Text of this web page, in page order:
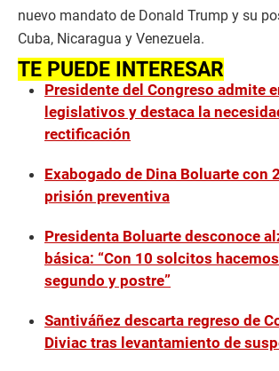
nuevo mandato de Donald Trump y su
Cuba, Nicaragua y Venezuela.
TE PUEDE INTERESAR
Presidente del Congreso admite
legislativos y destaca la
rectificación
Exabogado de Dina Boluarte con
prisión preventiva
Presidenta Boluarte desconoce
básica: “Con 10 solcitos
segundo y postre”
Santiváñez descarta regreso de
Diviac tras levantamiento de